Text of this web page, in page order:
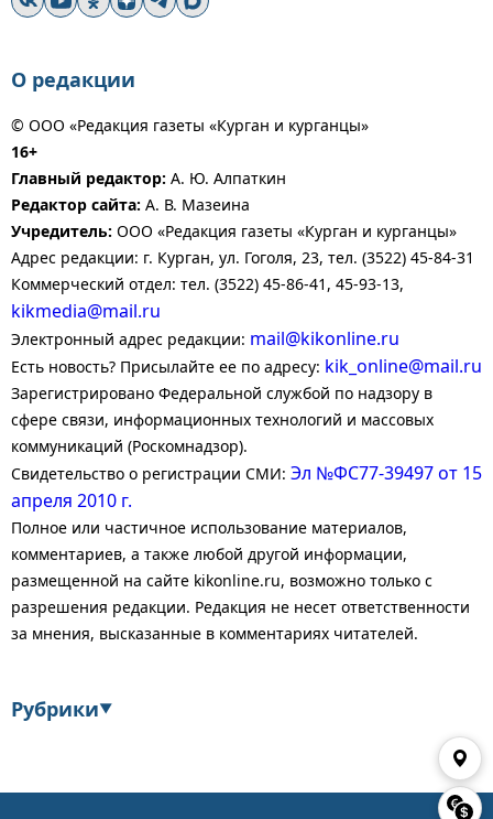
О редакции
© ООО «Редакция газеты «Курган и курганцы»
16+
Главный редактор: А. Ю. Алпаткин
Редактор сайта: А. В. Мазеина
Учредитель: ООО «Редакция газеты «Курган и курганцы»
Адрес редакции: г. Курган, ул. Гоголя, 23, тел. (3522) 45-84-31
Коммерческий отдел: тел. (3522) 45-86-41, 45-93-13,
kikmedia@mail.ru
Электронный адрес редакции: mail@kikonline.ru
Есть новость? Присылайте ее по адресу: kik_online@mail.ru
Зарегистрировано Федеральной службой по надзору в
сфере связи, информационных технологий и массовых
коммуникаций (Роскомнадзор).
Свидетельство о регистрации СМИ: Эл №ФС77-39497 от 15
апреля 2010 г.
Полное или частичное использование материалов,
комментариев, а также любой другой информации,
размещенной на сайте kikonline.ru, возможно только с
разрешения редакции. Редакция не несет ответственности
за мнения, высказанные в комментариях читателей.
Рубрики▼